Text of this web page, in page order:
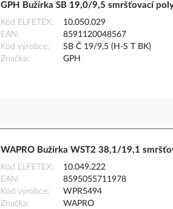
GPH Bužírka SB 19,0/9,5 smršťovací
Kód ELFETEX
10.050.029
EAN
8591120048567
Kód výrobce
SB Č 19/9,5 (H-S T BK)
Značka
GPH
WAPRO Bužírka WST2 38,1/19,1
Kód ELFETEX
10.049.222
EAN
8595055711978
Kód výrobce
WPR5494
Značka
WAPRO